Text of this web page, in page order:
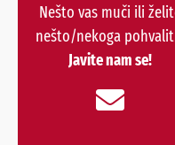
Nešto vas muči ili
nešto/nekoga
Javite nam se!